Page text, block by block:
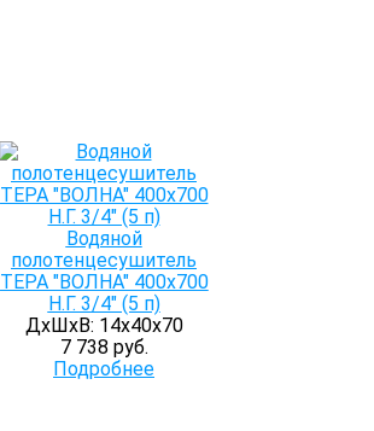
Водяной
полотенцесушитель
ТЕРА "ВОЛНА" 400х700
Н.Г. 3/4" (5 п)
ДхШхВ: 14х40х70
7 738 руб.
Подробнее